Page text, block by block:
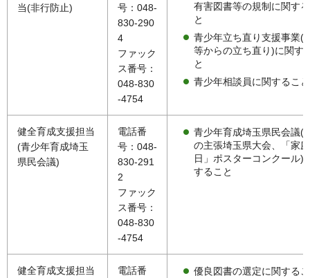
当(非行防止)
号：048-
830-290
4
ファック
ス番号：
048-830
-4754
有害図書等の規制に関す
と
青少年立ち直り支援事業(
等からの立ち直り)に関す
と
青少年相談員に関すること
健全育成支援担当
(青少年育成埼玉
県民会議)
電話番
号：048-
830-291
2
ファック
ス番号：
048-830
-4754
青少年育成埼玉県民会議(
の主張埼玉県大会、「家
日」ポスターコンクール)
すること
健全育成支援担当
電話番
優良図書の選定に関する